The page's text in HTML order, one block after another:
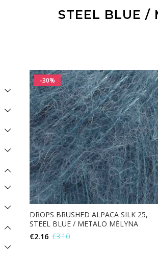
STEEL BLUE /
-30%
DROPS BRUSHED ALPACA SILK 25,
STEEL BLUE / METALO MĖLYNA
€2.16 €3.10